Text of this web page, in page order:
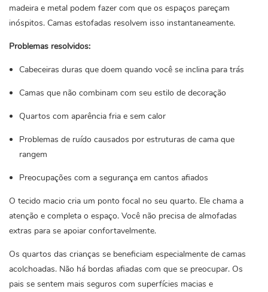
madeira e metal podem fazer com que os espaços pareçam
inóspitos. Camas estofadas resolvem isso instantaneamente.
Problemas resolvidos:
Cabeceiras duras que doem quando você se inclina para trás
Camas que não combinam com seu estilo de decoração
Quartos com aparência fria e sem calor
Problemas de ruído causados ​​por estruturas de cama que
rangem
Preocupações com a segurança em cantos afiados
O tecido macio cria um ponto focal no seu quarto. Ele chama a
atenção e completa o espaço. Você não precisa de almofadas
extras para se apoiar confortavelmente.
Os quartos das crianças se beneficiam especialmente de camas
acolchoadas. Não há bordas afiadas com que se preocupar. Os
pais se sentem mais seguros com superfícies macias e